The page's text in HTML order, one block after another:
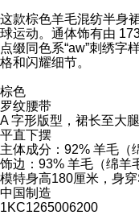
这款棕色羊毛混纺半身
球运动。通体饰有由
点缀同色系“aw”刺绣字
格和闪耀细节。
棕色
罗纹腰带
A 字形版型，裙长至大
平直下摆
主体成分：92% 羊毛（
饰边：93% 羊毛（绵羊
模特身高180厘米，身
中国制造
1KC1265006200